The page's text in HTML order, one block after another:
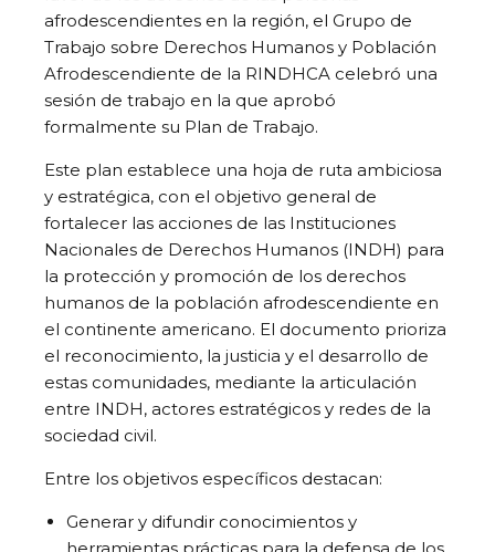
afrodescendientes en la región, el Grupo de
Trabajo sobre Derechos Humanos y Población
Afrodescendiente de la RINDHCA celebró una
sesión de trabajo en la que aprobó
formalmente su Plan de Trabajo.
Este plan establece una hoja de ruta ambiciosa
y estratégica, con el objetivo general de
fortalecer las acciones de las Instituciones
Nacionales de Derechos Humanos (INDH) para
la protección y promoción de los derechos
humanos de la población afrodescendiente en
el continente americano. El documento prioriza
el reconocimiento, la justicia y el desarrollo de
estas comunidades, mediante la articulación
entre INDH, actores estratégicos y redes de la
sociedad civil.
Entre los objetivos específicos destacan:
Generar y difundir conocimientos y
herramientas prácticas para la defensa de los